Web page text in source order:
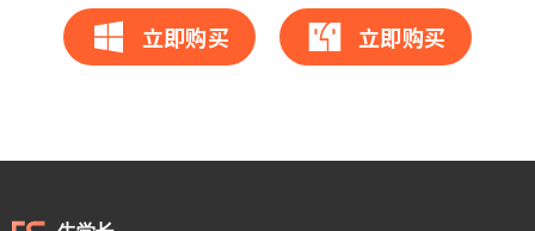
立即购买 立即购买